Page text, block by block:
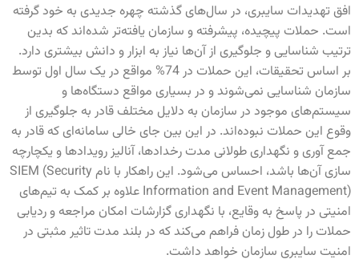
افق تهدیدات سایبری، در سال‌های گذشته چهره جدیدی به خود گرفته
است. حملات پیچیده، پیشرفته و سازمان یافته‌تر شده‌اند که بدین
ترتیب شناسایی و جلوگیری از آن‌ها نیاز به ابزار و دانش بیشتری دارد.
بر اساس تحقیقات، این حملات در 74% مواقع در یک سال اول توسط
سازمان شناسایی نمی‌شوند و در بسیاری مواقع دستگاه‌ها و
سیستم‌های موجود در سازمان به دلایل مختلف قادر به جلوگیری از
وقوع این حملات نبوده‌اند. در این بین جای خالی سامانه‌ای که قادر به
جمع آوری و نگهداری طولانی مدت رخدادها، آنالیز رویدادها و یکچارچه
سازی آن‌ها باشد، احساس می‌شود. این راهکار با نام SIEM (Security
Information and Event Management) علاوه بر کمک به تیم‌های
امنیتی در پاسخ به وقایع، با نگهداری گزارشات امکان مراجعه و ردیابی
حملات را در طول زمان فراهم می‌کند که در بلند مدت تاثیر مثبتی در
امنیت سایبری سازمان خواهد داشت.